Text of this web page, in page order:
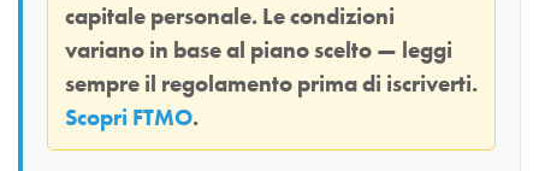
capitale personale. Le condizioni
variano in base al piano scelto — leggi
sempre il regolamento prima di iscriverti.
Scopri FTMO.